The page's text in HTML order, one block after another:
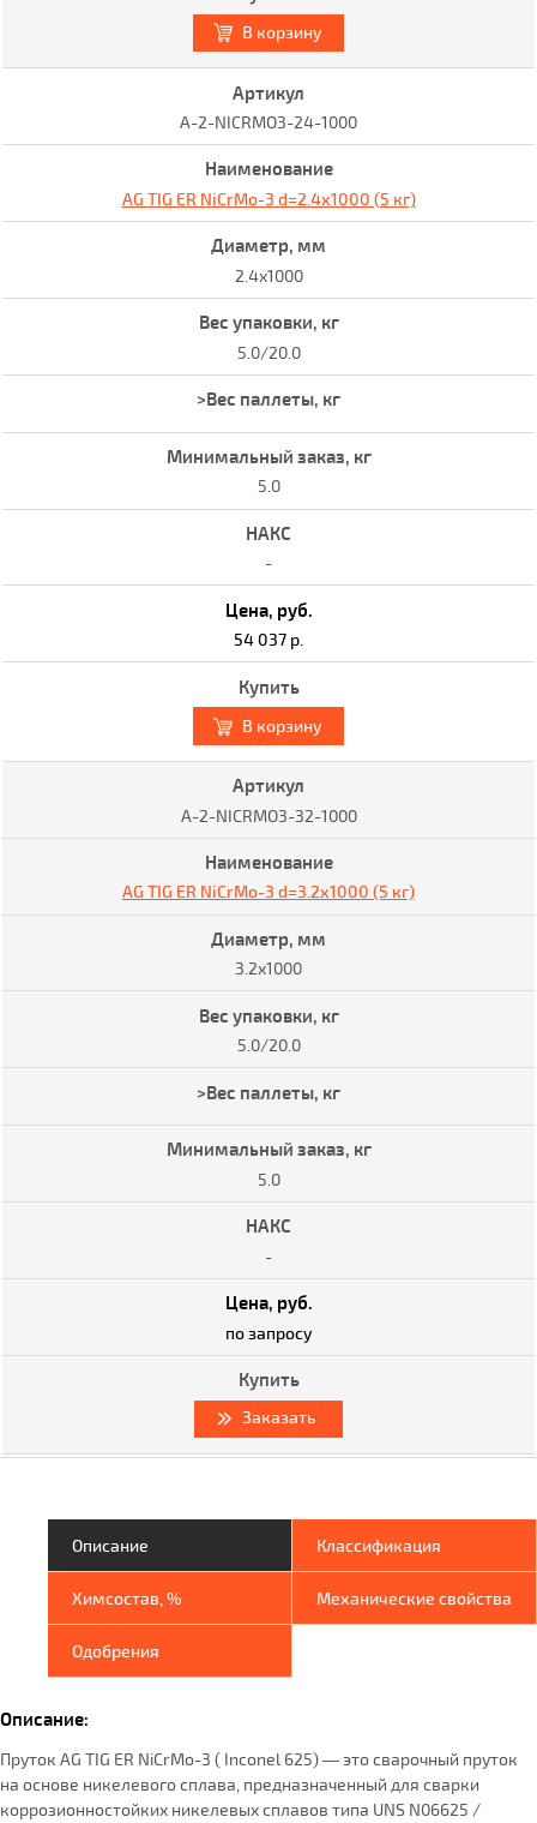
В корзину
A-2-NICRMO3-24-1000
AG TIG ER NiCrMo-3 d=2.4х1000 (5 кг)
2.4x1000
5.0/20.0
5.0
-
54 037 р.
В корзину
A-2-NICRMO3-32-1000
AG TIG ER NiCrMo-3 d=3.2х1000 (5 кг)
3.2x1000
5.0/20.0
5.0
-
по запросу
Заказать
Описание Классификация
Химсостав, % Механические свойства
Одобрения
Описание:
Пруток AG TIG ER NiCrMo-3 ( Inconel 625) — это сварочный пруток
на основе никелевого сплава, предназначенный для сварки
коррозионностойких никелевых сплавов типа UNS N06625 /